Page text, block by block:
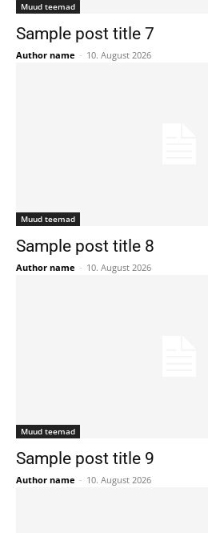
Muud teemad
Sample post title 7
Author name - 10. August 2026
Muud teemad
Sample post title 8
Author name - 10. August 2026
Muud teemad
Sample post title 9
Author name - 10. August 2026